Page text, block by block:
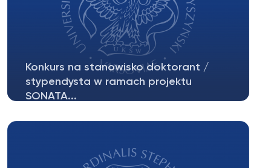
Konkurs na stanowisko doktorant /
stypendysta w ramach projektu
SONATA...
stanowisko doktorant / stypendysta dla 1...